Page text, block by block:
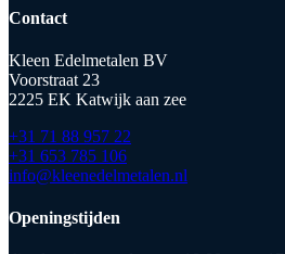
Contact
Kleen Edelmetalen BV
Voorstraat 23
2225 EK Katwijk aan zee
+31 71 88 957 22
+31 653 785 106
info@kleenedelmetalen.nl
Openingstijden